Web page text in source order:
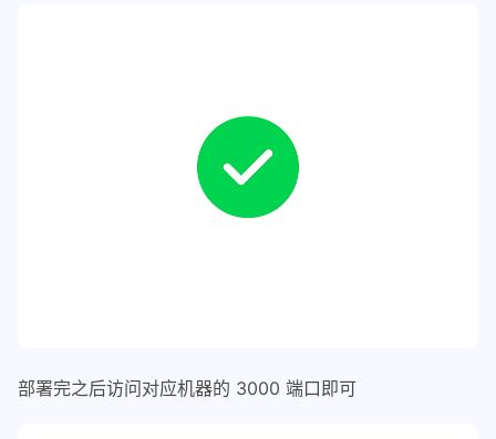
部署完之后访问对应机器的 3000 端口即可